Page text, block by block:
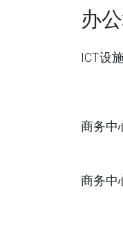
办
ICT设
商务中
商务中